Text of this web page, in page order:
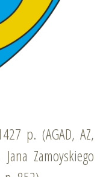
р. (AGAD, AZ,
Zamoyskiego